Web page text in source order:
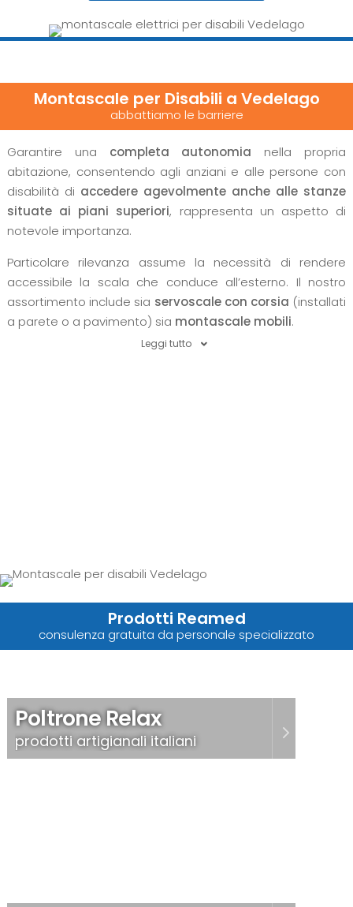
Montascale per Disabili a Vedelago
abbattiamo le barriere
Garantire una completa autonomia nella propria
abitazione, consentendo agli anziani e alle persone con
disabilità di accedere agevolmente anche alle stanze
situate ai piani superiori, rappresenta un aspetto di
notevole importanza.
Particolare rilevanza assume la necessità di rendere
accessibile la scala che conduce all’esterno. Il nostro
assortimento include sia servoscale con corsia (installati
a parete o a pavimento) sia montascale mobili.
Leggi tutto
Prodotti Reamed
consulenza gratuita da personale specializzato
Poltrone Relax
prodotti artigianali italiani